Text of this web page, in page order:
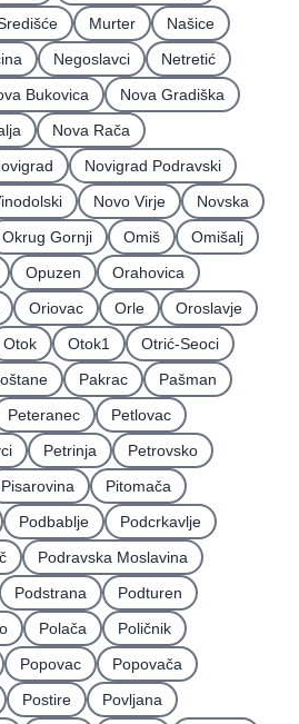
Murter
Našice
Negoslavci
Netretić
Bukovica
Nova Gradiška
Nova Rača
Novigrad Podravski
Novo Virje
Novska
Okrug Gornji Omiš
Omišalj
Opuzen
Orahovica
Oriovac Orle
Oroslavje
Otok Otok1
Otrić-Seoci
Pakrac
Pašman
Peteranec
Petlovac
Petrinja
Petrovsko
Pisarovina
Pitomača
Podbablje
Podcrkavlje
Podravska Moslavina
Podstrana
Podturen
Polača
Poličnik
Popovac
Popovača
Postire
Povljana